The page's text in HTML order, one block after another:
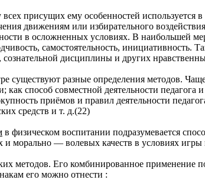
присущих ему особенностей используется
движениям или избирательного
в осложненных условиях. В наибольшей
самостоятельность, инициативность.
дисциплины и других
существуют разные определения методов.
как способ совместной деятельности педагога
приёмов и правил деятельности
средств и т. д.(22)
в физическом воспитании подразумевается
и морально — волевых качеств в условиях игры
методов. Его комбинированное применение
его можно отнести :